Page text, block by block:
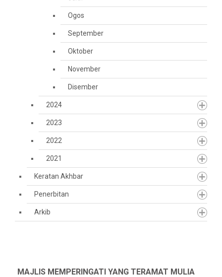
Ogos
September
Oktober
November
Disember
2024
2023
2022
2021
Keratan Akhbar
Penerbitan
Arkib
MAJLIS MEMPERINGATI YANG TERAMAT MULIA